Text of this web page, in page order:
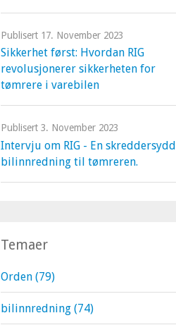
Sikkerhet først: Hvordan RIG
revolusjonerer sikkerheten for
tømrere i varebilen
Publisert 17. November 2023
Intervju om RIG - En skreddersydd
bilinnredning til tømreren.
Publisert 3. November 2023
Temaer
Orden(79)
bilinnredning(74)